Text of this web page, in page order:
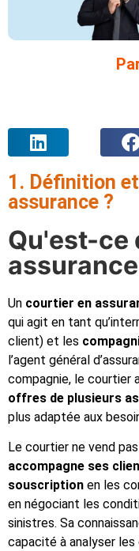
1. Définition
assurance ?
Qu'est-ce
Un courtier en
qui agit en tant
client) et les
l’agent général
compagnie, le courtier
offres de plusieurs
plus adaptée aux
Le courtier ne vend
accompagne ses
souscription en les
en négociant les
sinistres. Sa
capacité à analyser